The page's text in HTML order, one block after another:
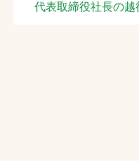
代表取締役社長の越